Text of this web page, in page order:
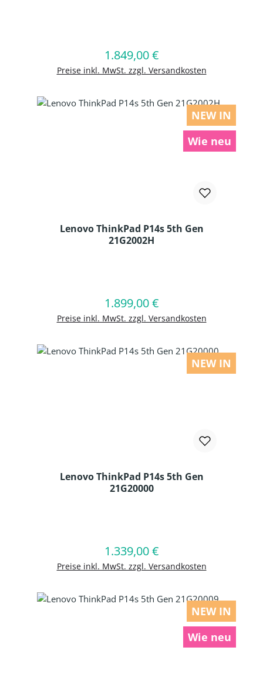
Regulärer Preis:
1.849,00 €
Preise inkl. MwSt. zzgl. Versandkosten
In den Warenkorb
NEW IN
Wie neu
Lenovo ThinkPad P14s 5th Gen
21G2002H
Regulärer Preis:
1.899,00 €
Preise inkl. MwSt. zzgl. Versandkosten
In den Warenkorb
NEW IN
Lenovo ThinkPad P14s 5th Gen
21G20000
Regulärer Preis:
1.339,00 €
Preise inkl. MwSt. zzgl. Versandkosten
In den Warenkorb
NEW IN
Wie neu